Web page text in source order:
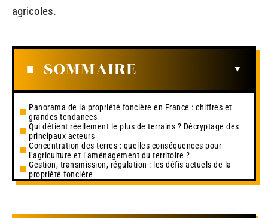
agricoles.
SOMMAIRE
Panorama de la propriété foncière en France : chiffres et
grandes tendances
Qui détient réellement le plus de terrains ? Décryptage des
principaux acteurs
Concentration des terres : quelles conséquences pour
l’agriculture et l’aménagement du territoire ?
Gestion, transmission, régulation : les défis actuels de la
propriété foncière